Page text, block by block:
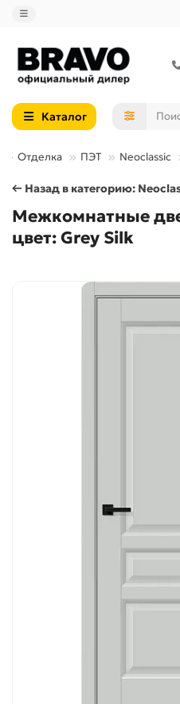
Каталог
Отделка ПЭТ Neoclassic
← Назад в категорию:
Межкомнатные
цвет: Grey Silk